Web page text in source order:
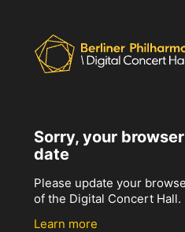
Sorry, your
date
Please update your
of the Digital Concert Hall.
Learn more